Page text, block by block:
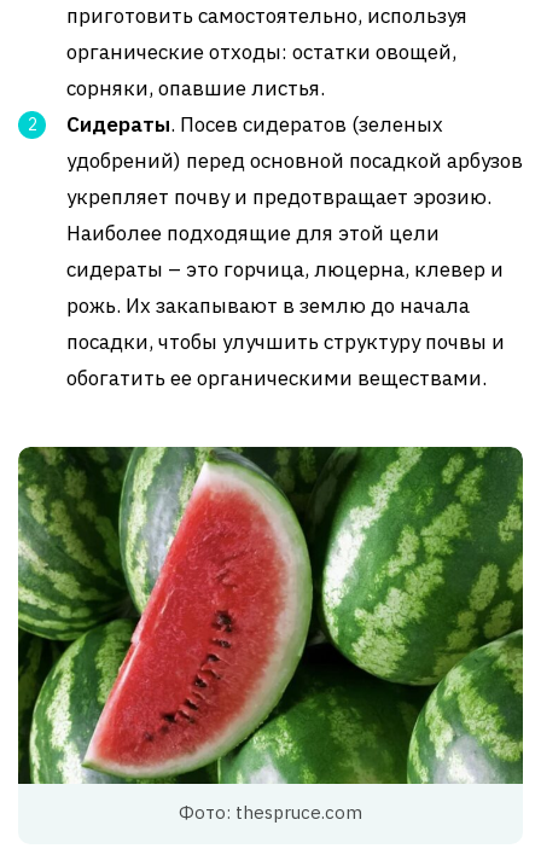
приготовить самостоятельно, используя
органические отходы: остатки овощей,
сорняки, опавшие листья.
Сидераты. Посев сидератов (зеленых
удобрений) перед основной посадкой арбузов
укрепляет почву и предотвращает эрозию.
Наиболее подходящие для этой цели
сидераты – это горчица, люцерна, клевер и
рожь. Их закапывают в землю до начала
посадки, чтобы улучшить структуру почвы и
обогатить ее органическими веществами.
Фото: thespruce.com